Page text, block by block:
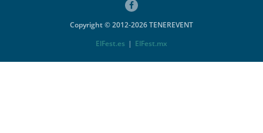
Copyright © 2012-2026 TENEREVENT
ElFest.es | ElFest.mx